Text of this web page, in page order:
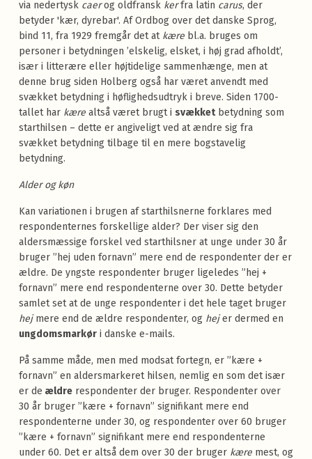
via nedertysk caerog oldfransk kerfra latin carus, der
betyder 'kær, dyrebar'. Af Ordbog over det danske Sprog,
bind 11, fra 1929 fremgår det at kærebl.a. bruges om
personer i betydningen ’elskelig, elsket, i høj grad afholdt’,
især i litterære eller højtidelige sammenhænge, men at
denne brug siden Holberg også har været anvendt med
svækket betydning i høflighedsudtryk i breve. Siden 1700-
tallet har kærealtså været brugt i svækketbetydning som
starthilsen – dette er angiveligt ved at ændre sig fra
svækket betydning tilbage til en mere bogstavelig
betydning.
Alder og køn
Kan variationen i brugen af starthilsnerne forklares med
respondenternes forskellige alder? Der viser sig den
aldersmæssige forskel ved starthilsner at unge under 30 år
bruger ”hej uden fornavn” mere end de respondenter der er
ældre. De yngste respondenter bruger ligeledes ”hej +
fornavn” mere end respondenterne over 30. Dette betyder
samlet set at de unge respondenter i det hele taget bruger
hejmere end de ældre respondenter, og hejer dermed en
ungdomsmarkøri danske e-mails.
På samme måde, men med modsat fortegn, er ”kære +
fornavn” en aldersmarkeret hilsen, nemlig en som det især
er de ældrerespondenter der bruger. Respondenter over
30 år bruger ”kære + fornavn” signifikant mere end
respondenterne under 30, og respondenter over 60 bruger
”kære + fornavn” signifikant mere end respondenterne
under 60. Det er altså dem over 30 der bruger kæremest, og